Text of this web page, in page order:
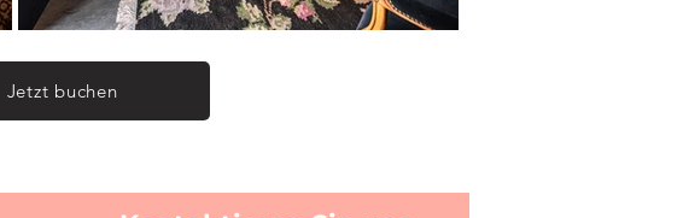
Jetzt buchen